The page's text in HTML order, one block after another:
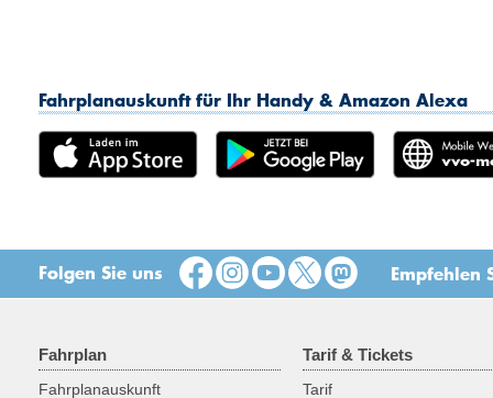
Fahrplanauskunft für Ihr Handy & Amazon Alexa
Folgen Sie uns Empfehlen
Fahrplan
Fahrplanauskunft
Tarif & Tickets
Tarif